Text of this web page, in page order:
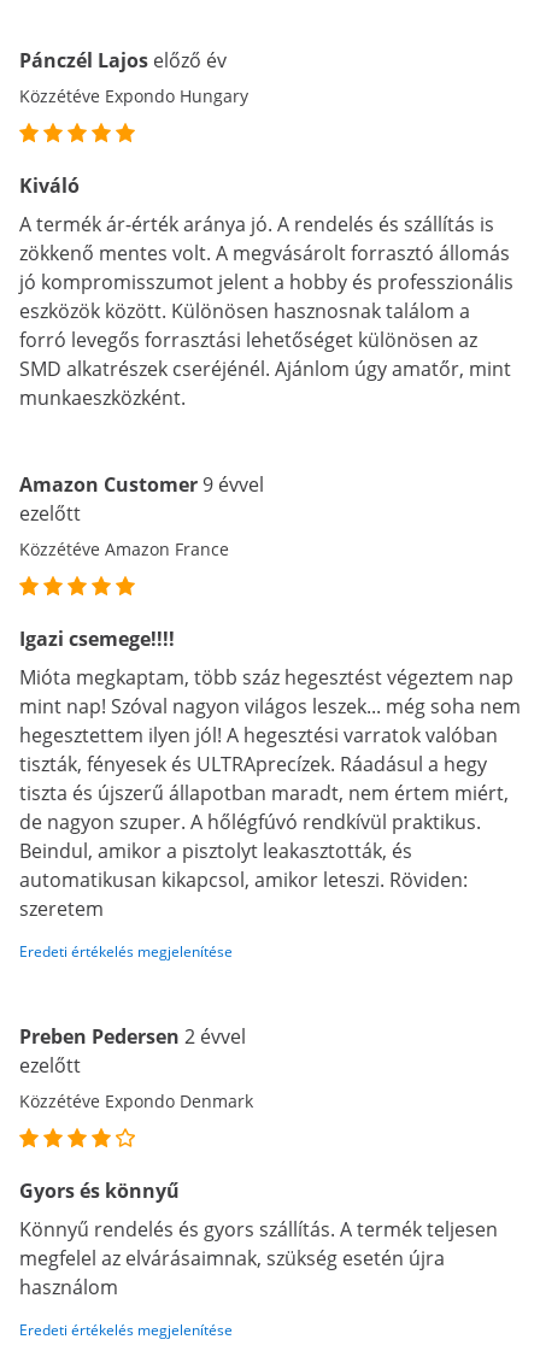
Pánczél Lajos előző év
Közzétéve Expondo Hungary
Kiváló
A termék ár-érték aránya jó. A rendelés és szállítás is
zökkenő mentes volt. A megvásárolt forrasztó állomás
jó kompromisszumot jelent a hobby és professzionális
eszközök között. Különösen hasznosnak találom a
forró levegős forrasztási lehetőséget különösen az
SMD alkatrészek cseréjénél. Ajánlom úgy amatőr, mint
munkaeszközként.
Amazon Customer9 évvel
ezelőtt
Közzétéve Amazon France
Igazi csemege!!!!
Mióta megkaptam, több száz hegesztést végeztem nap
mint nap! Szóval nagyon világos leszek... még soha nem
hegesztettem ilyen jól! A hegesztési varratok valóban
tiszták, fényesek és ULTRAprecízek. Ráadásul a hegy
tiszta és újszerű állapotban maradt, nem értem miért,
de nagyon szuper. A hőlégfúvó rendkívül praktikus.
Beindul, amikor a pisztolyt leakasztották, és
automatikusan kikapcsol, amikor leteszi. Röviden:
szeretem
Eredeti értékelés megjelenítése
Preben Pedersen 2 évvel
ezelőtt
Közzétéve Expondo Denmark
Gyors és könnyű
Könnyű rendelés és gyors szállítás. A termék teljesen
megfelel az elvárásaimnak, szükség esetén újra
használom
Eredeti értékelés megjelenítése